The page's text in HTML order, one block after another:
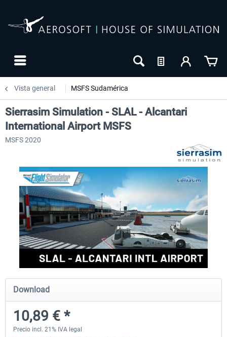
Vista general MSFS Sudamérica
FSDG - Cusco MSFS
Sierrasim Simulation - SKMD
Herrera...
Sierrasim Simulation - SLAL - Alcantari
International Airport MSFS
MSFS 2020
Download
10,89 € *
Precio incl. 21% IVA legal